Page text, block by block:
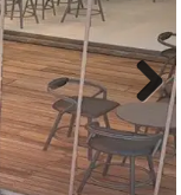
Next